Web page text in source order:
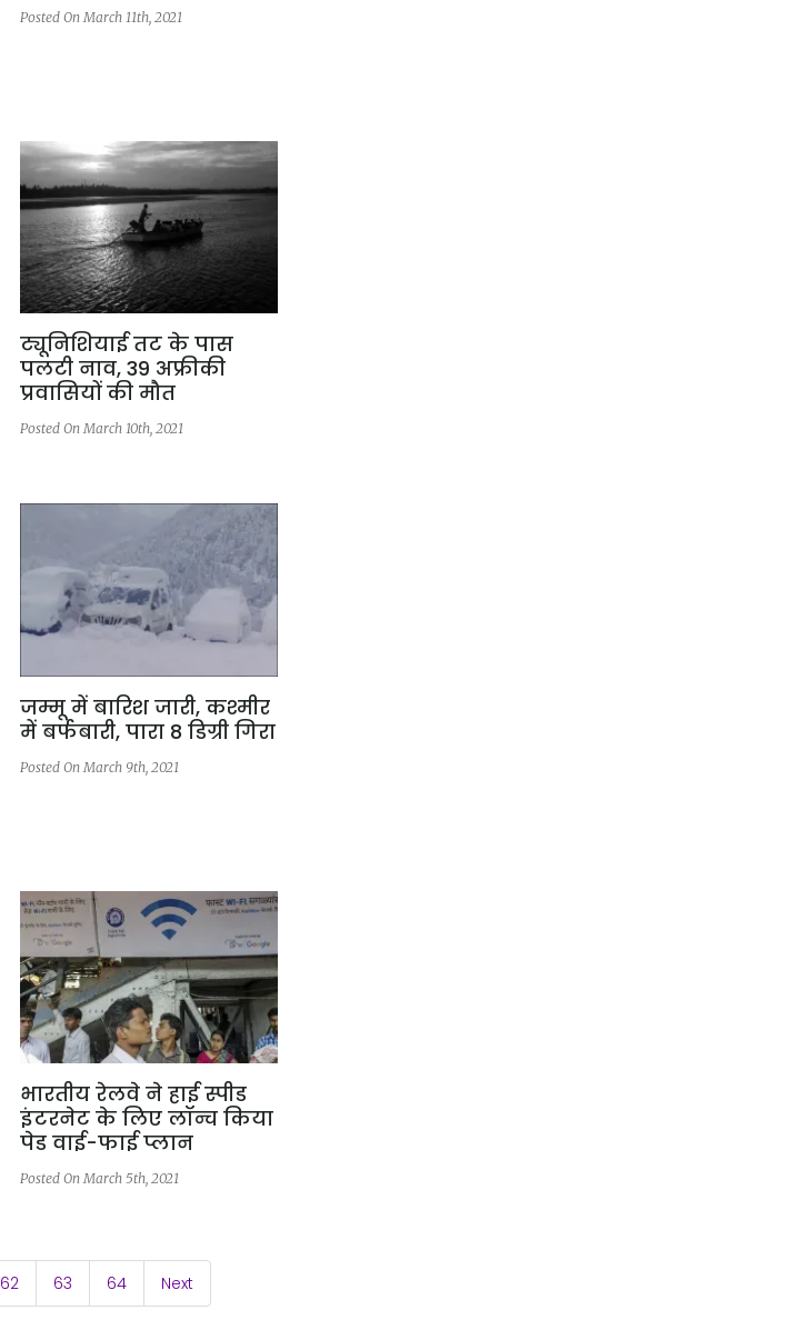
Posted On March 11th, 2021
ट्यूनिशियाई तट के पास
पलटी नाव, 39 अफ्रीकी
प्रवासियों की मौत
Posted On March 10th, 2021
जम्मू में बारिश जारी, कश्मीर
में बर्फबारी, पारा 8 डिग्री गिरा
Posted On March 9th, 2021
भारतीय रेलवे ने हाई स्पीड
इंटरनेट के लिए लॉन्च किया
पेड वाई-फाई प्लान
Posted On March 5th, 2021
62 63 64 Next